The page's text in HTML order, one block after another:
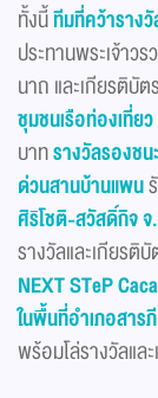
ทั้งนี้ทีมที่คว้ารางวั
ประทานพระเจ้า
นาถ และเกียรติบั
ชุมชนเรือท่องเที่ย
บาทรางวัลรองช
ด่วนสานบ้านแพน
ศิริโชติ-สวัสดิ์กิจ
รางวัลและเกียรติบั
NEXT STeP
ในพื้นที่อำเภอสาร
พร้อมโล่รางวัลแล